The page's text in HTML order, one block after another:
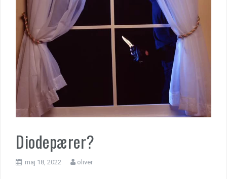
Diodepærer?
maj 18, 2022 oliver